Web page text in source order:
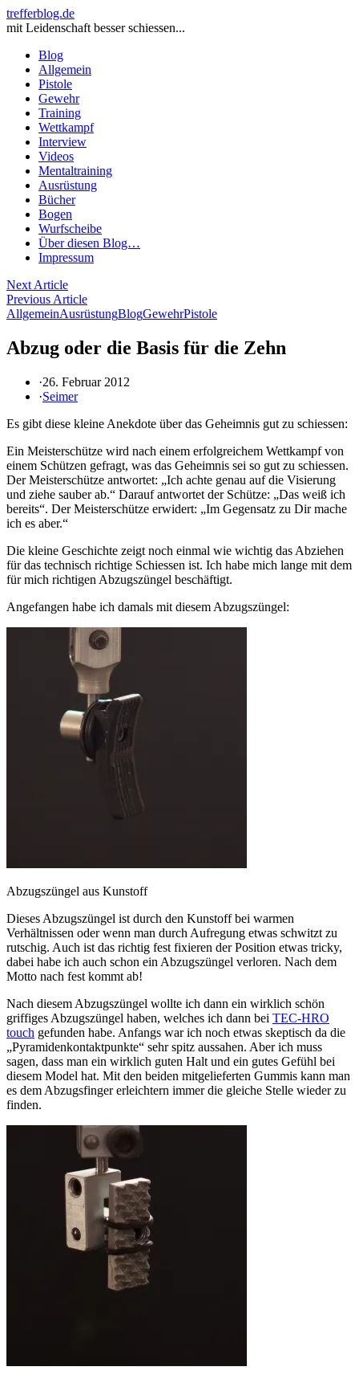
trefferblog.de
mit Leidenschaft besser schiessen...
Blog
Allgemein
Pistole
Gewehr
Training
Wettkampf
Interview
Videos
Mentaltraining
Ausrüstung
Bücher
Bogen
Wurfscheibe
Über diesen Blog…
Impressum
Beitragsnavigation
Next Article
Previous Article
AllgemeinAusrüstungBlogGewehrPistole
Abzug oder die Basis für die Zehn
·26. Februar 2012
·Seimer
Es gibt diese kleine Anekdote über das Geheimnis gut zu schiessen:
Ein Meisterschütze wird nach einem erfolgreichem Wettkampf von
einem Schützen gefragt, was das Geheimnis sei so gut zu schiessen.
Der Meisterschütze antwortet: „Ich achte genau auf die Visierung
und ziehe sauber ab.“ Darauf antwortet der Schütze: „Das weiß ich
bereits“. Der Meisterschütze erwidert: „Im Gegensatz zu Dir mache
ich es aber.“
Die kleine Geschichte zeigt noch einmal wie wichtig das Abziehen
für das technisch richtige Schiessen ist. Ich habe mich lange mit dem
für mich richtigen Abzugszüngel beschäftigt.
Angefangen habe ich damals mit diesem Abzugszüngel:
Abzugszüngel aus Kunstoff
Dieses Abzugszüngel ist durch den Kunstoff bei warmen
Verhältnissen oder wenn man durch Aufregung etwas schwitzt zu
rutschig. Auch ist das richtig fest fixieren der Position etwas tricky,
dabei habe ich auch schon ein Abzugszüngel verloren. Nach dem
Motto nach fest kommt ab!
Nach diesem Abzugszüngel wollte ich dann ein wirklich schön
griffiges Abzugszüngel haben, welches ich dann bei TEC-HRO
touch gefunden habe. Anfangs war ich noch etwas skeptisch da die
„Pyramidenkontaktpunkte“ sehr spitz aussahen. Aber ich muss
sagen, dass man ein wirklich guten Halt und ein gutes Gefühl bei
diesem Model hat. Mit den beiden mitgelieferten Gummis kann man
es dem Abzugsfinger erleichtern immer die gleiche Stelle wieder zu
finden.